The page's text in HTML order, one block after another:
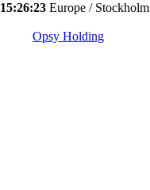
15:26:23 Europe / Stockholm
Opsy Holding